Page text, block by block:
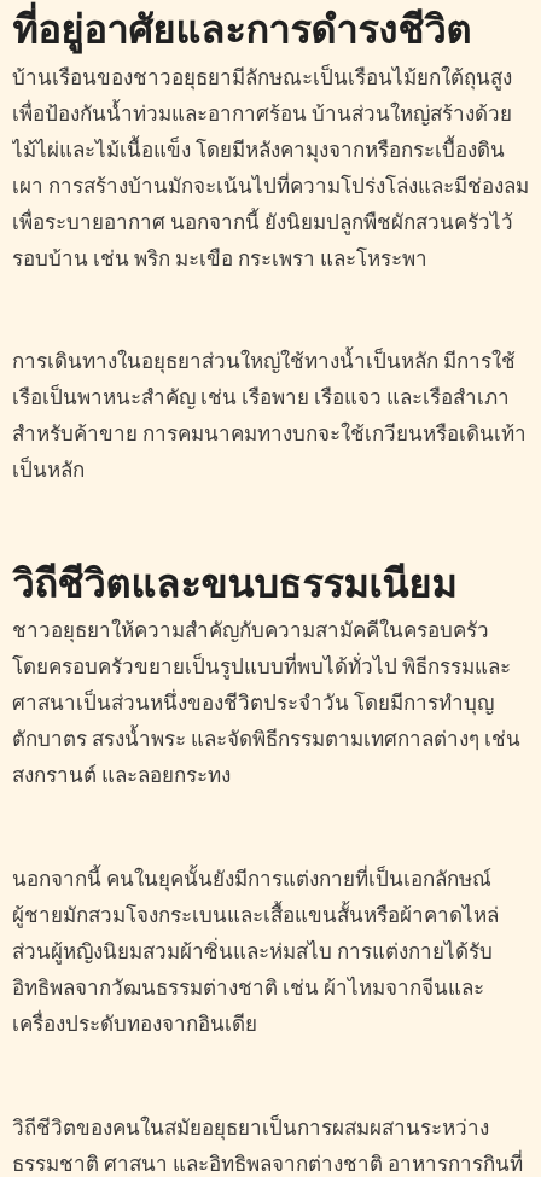
ที่อยู่อาศัยและการดำรงชีวิต
บ้านเรือนของชาวอยุธยามีลักษณะเป็นเรือนไม้ยกใต้ถุนสูง
เพื่อป้องกันน้ำท่วมและอากาศร้อน บ้านส่วนใหญ่สร้างด้วย
ไม้ไผ่และไม้เนื้อแข็ง โดยมีหลังคามุงจากหรือกระเบื้องดิน
เผา การสร้างบ้านมักจะเน้นไปที่ความโปร่งโล่งและมีช่องลม
เพื่อระบายอากาศ นอกจากนี้ ยังนิยมปลูกพืชผักสวนครัวไว้
รอบบ้าน เช่น พริก มะเขือ กระเพรา และโหระพา
การเดินทางในอยุธยาส่วนใหญ่ใช้ทางน้ำเป็นหลัก มีการใช้
เรือเป็นพาหนะสำคัญ เช่น เรือพาย เรือแจว และเรือสำเภา
สำหรับค้าขาย การคมนาคมทางบกจะใช้เกวียนหรือเดินเท้า
เป็นหลัก
วิถีชีวิตและขนบธรรมเนียม
ชาวอยุธยาให้ความสำคัญกับความสามัคคีในครอบครัว
โดยครอบครัวขยายเป็นรูปแบบที่พบได้ทั่วไป พิธีกรรมและ
ศาสนาเป็นส่วนหนึ่งของชีวิตประจำวัน โดยมีการทำบุญ
ตักบาตร สรงน้ำพระ และจัดพิธีกรรมตามเทศกาลต่างๆ เช่น
สงกรานต์ และลอยกระทง
นอกจากนี้ คนในยุคนั้นยังมีการแต่งกายที่เป็นเอกลักษณ์
ผู้ชายมักสวมโจงกระเบนและเสื้อแขนสั้นหรือผ้าคาดไหล่
ส่วนผู้หญิงนิยมสวมผ้าซิ่นและห่มสไบ การแต่งกายได้รับ
อิทธิพลจากวัฒนธรรมต่างชาติ เช่น ผ้าไหมจากจีนและ
เครื่องประดับทองจากอินเดีย
วิถีชีวิตของคนในสมัยอยุธยาเป็นการผสมผสานระหว่าง
ธรรมชาติ ศาสนา และอิทธิพลจากต่างชาติ อาหารการกินที่